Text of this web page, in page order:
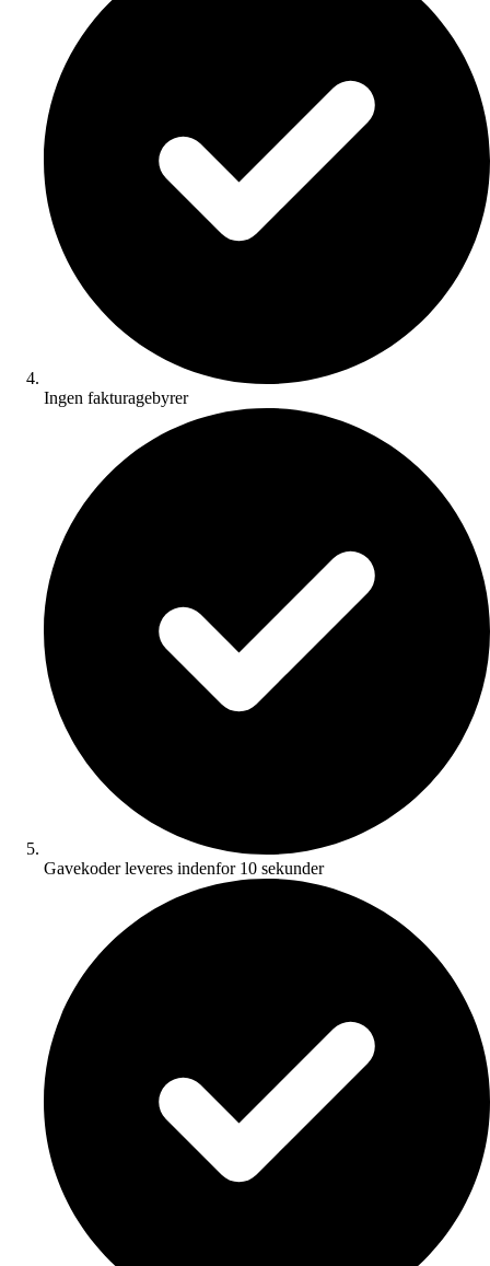
Ingen fakturagebyrer
Gavekoder leveres indenfor 10 sekunder